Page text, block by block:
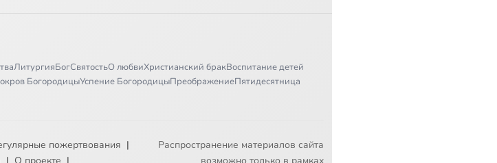
ЛитургияБогСвятостьО любвиХристианский бракВоспитание детей
БогородицыУспение БогородицыПреображениеПятидесятница
пожертвования |
| О проекте |
Распространение материалов сайта
возможно только в рамках